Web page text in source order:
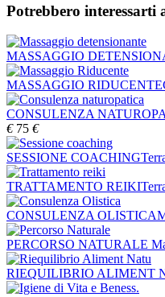
Potrebbero interessarti
MASSAGGIO
MASSAGGIO RIDUCENTE
CONSULENZA
€ 75 €
SESSIONE COACHING
TRATTAMENTO REIKI
CONSULENZA OLISTICA
PERCORSO NATURALE
RIEQUILIBRIO ALIMENT